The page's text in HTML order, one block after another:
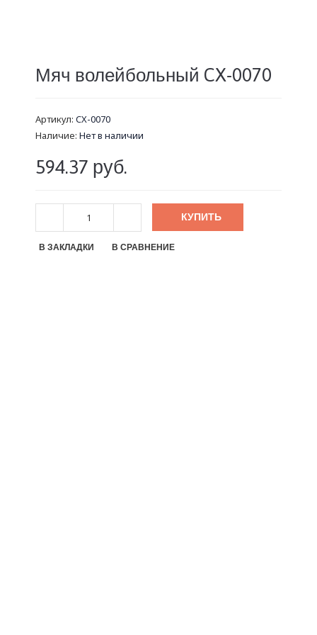
Мяч волейбольный CX-0070
Артикул: CX-0070
Наличие: Нет в наличии
594.37 руб.
КУПИТЬ
В ЗАКЛАДКИ В СРАВНЕНИЕ